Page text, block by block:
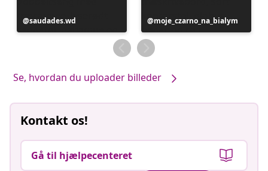
Opslag
offentliggjort
saudades.wd
Opslag
offentliggjort
af
moje_czarno_na_bialym
Se, hvordan du uploader billeder
Kontakt os!
Gå til hjælpecenteret